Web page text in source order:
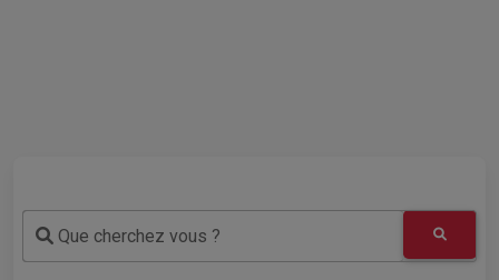
Que cherchez vous ?